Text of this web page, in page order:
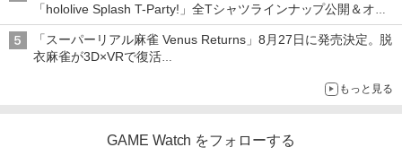
「hololive Splash T-Party!」全Tシャツラインナップ公開＆オン
ライン販売開始
「スーパーリアル麻雀 Venus Returns」8月27日に発売決定。脱
衣麻雀が3D×VRで復活
もっと見る
GAME Watch をフォローする